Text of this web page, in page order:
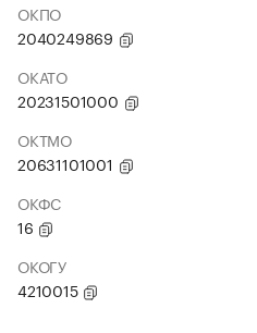
ОКПО
2040249869
ОКАТО
20231501000
ОКТМО
20631101001
ОКФС
16
ОКОГУ
4210015